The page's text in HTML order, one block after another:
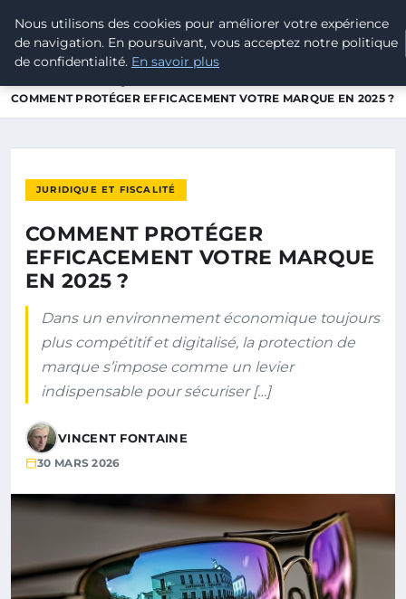
POUVOIR OUVRIER
COMMENT PROTÉGER EFFICACEMENT VOTRE MARQUE EN 2025 ?
JURIDIQUE ET FISCALITÉ
COMMENT PROTÉGER
EFFICACEMENT VOTRE MARQUE
EN 2025 ?
Dans un environnement économique toujours
plus compétitif et digitalisé, la protection de
marque s’impose comme un levier
indispensable pour sécuriser […]
VINCENT FONTAINE
30 MARS 2026
Nous utilisons des cookies pour améliorer votre expérience
de navigation. En poursuivant, vous acceptez notre politique
de confidentialité. En savoir plus